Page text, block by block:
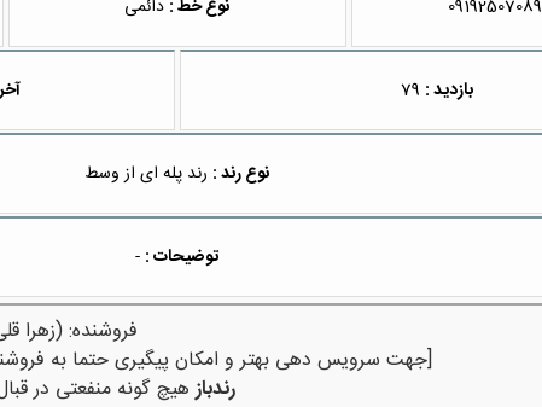
09192507089 نوع خط : دائمی
بازدید :
نوع رند : رند پله ای از وسط
توضیحات : -
فروشنده: (زهرا
[جهت سرویس دهی بهتر و امکان پیگیری حتما به
رندبازهیچ گونه منفعتی در